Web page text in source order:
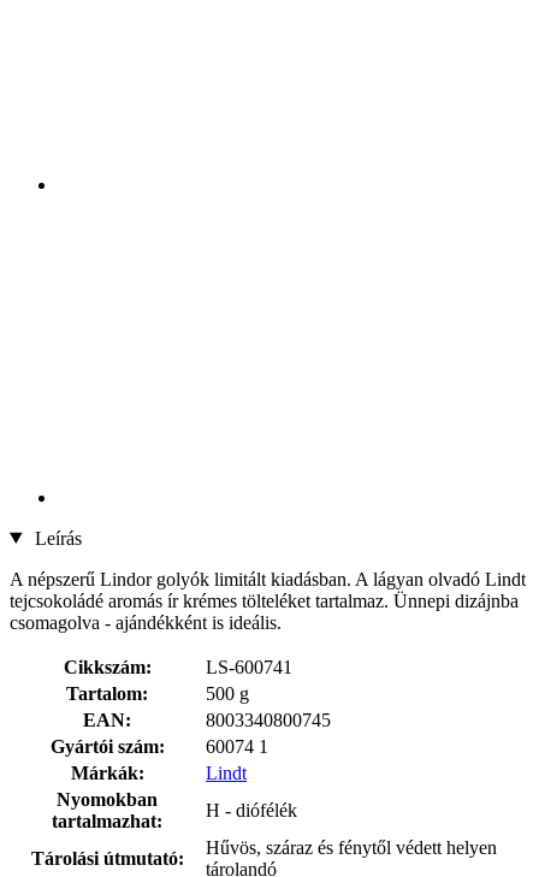
Leírás
A népszerű Lindor golyók limitált kiadásban. A lágyan olvadó Lindt
tejcsokoládé aromás ír krémes tölteléket tartalmaz. Ünnepi dizájnba
csomagolva - ajándékként is ideális.
Cikkszám:
LS-600741
Tartalom:
500 g
EAN:
8003340800745
Gyártói szám:
60074 1
Márkák:
Lindt
Nyomokban
tartalmazhat:
H - diófélék
Tárolási útmutató:
Hűvös, száraz és fénytől védett helyen
tárolandó